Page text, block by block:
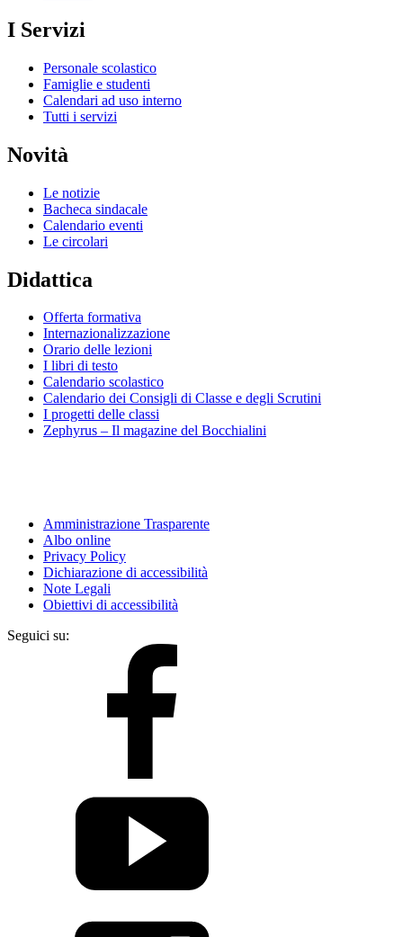
I Servizi
Personale scolastico
Famiglie e studenti
Calendari ad uso interno
Tutti i servizi
Novità
Le notizie
Bacheca sindacale
Calendario eventi
Le circolari
Didattica
Offerta formativa
Internazionalizzazione
Orario delle lezioni
I libri di testo
Calendario scolastico
Calendario dei Consigli di Classe e degli Scrutini
I progetti delle classi
Zephyrus – Il magazine del Bocchialini
Amministrazione Trasparente
Albo online
Privacy Policy
Dichiarazione di accessibilità
Note Legali
Obiettivi di accessibilità
Seguici su: